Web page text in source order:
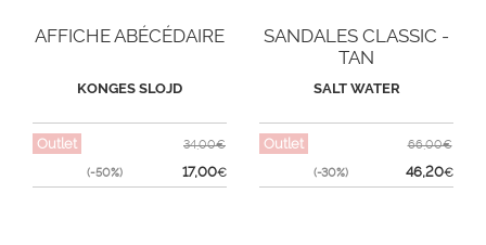
AFFICHE ABÉCÉDAIRE
KONGES SLOJD
Outlet
(-50%)
34,00€
17,00€
SANDALES CLASSIC -
TAN
SALT WATER
Outlet
(-30%)
66,00€
46,20€